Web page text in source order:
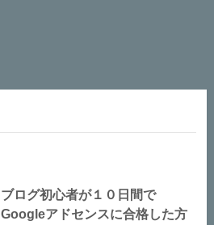
ブログ初心者が１０日間で
Googleアドセンスに合格した方